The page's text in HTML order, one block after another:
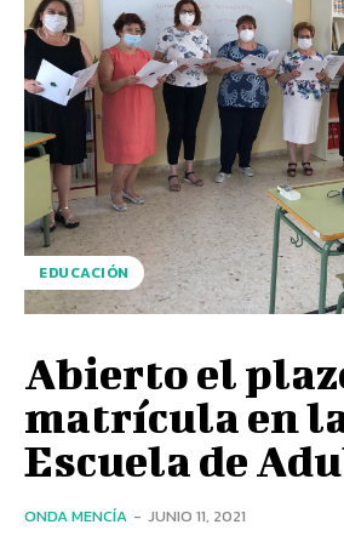
EDUCACIÓN
Abierto el
matrícula en
Escuela de
ONDA MENCÍA - JUNIO 11, 2021